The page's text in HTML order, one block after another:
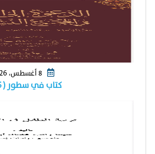
كتاب في سطور ( ٢٧٥…